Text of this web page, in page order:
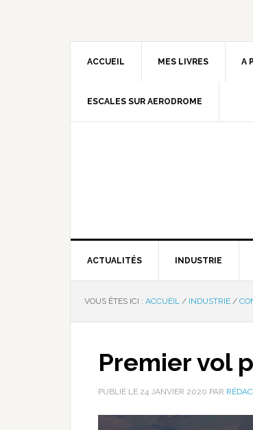
ACCUEIL MES LIVRES A
ESCALES SUR AERODROME
ACTUALITÉS INDUSTRIE
VOUS ÊTES ICI : ACCUEIL / INDUSTRIE /
Premier vol
PUBLIÉ LE 24 JANVIER 2020 PAR